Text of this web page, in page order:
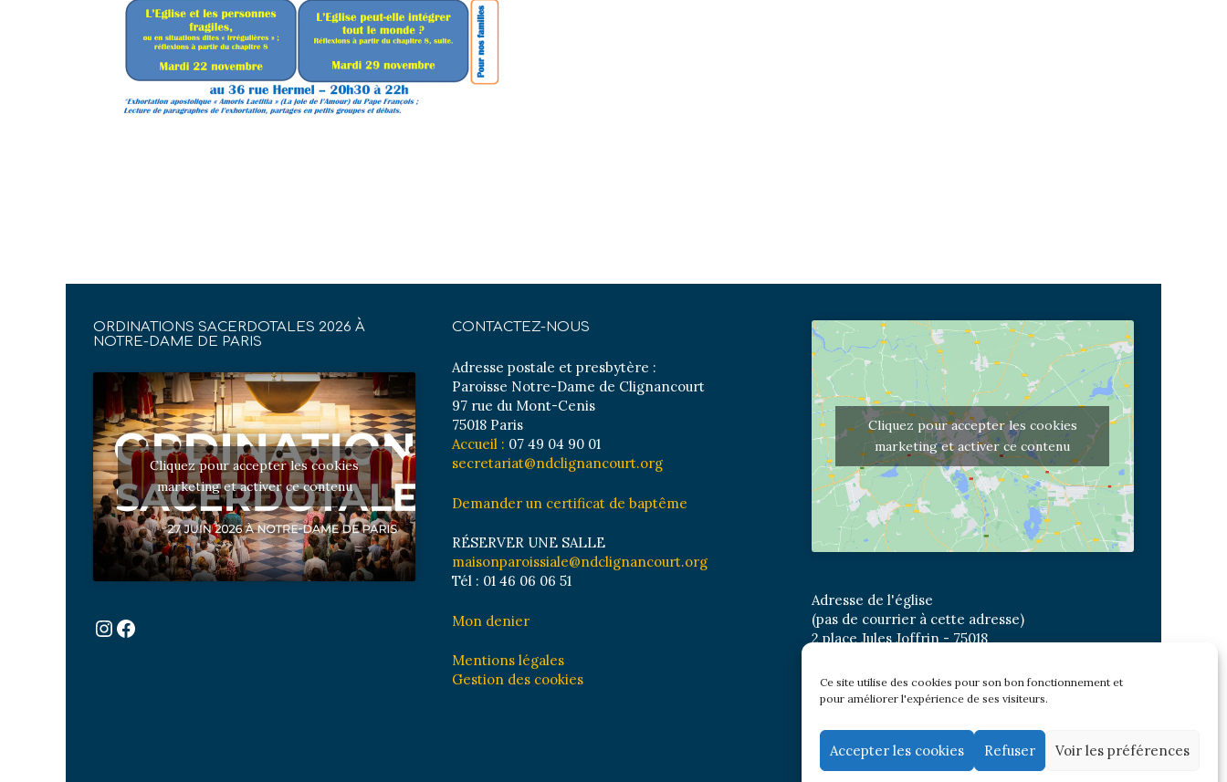
Ce site utilise des cookies pour son bon fonctionnement et
pour améliorer l'expérience de ses visiteurs.
Accepter les cookies Refuser Voir les préférences
ORDINATIONS SACERDOTALES 2026 À
NOTRE-DAME DE PARIS
Cliquez pour accepter les cookies
marketing et activer ce contenu
Instagram
Facebook
CONTACTEZ-NOUS
Adresse postale et presbytère :
Paroisse Notre-Dame de Clignancourt
97 rue du Mont-Cenis
75018 Paris
Accueil : 07 49 04 90 01
secretariat@ndclignancourt.org
Demander un certificat de baptême
RÉSERVER UNE SALLE
maisonparoissiale@ndclignancourt.org
Tél : 01 46 06 06 51
Mon denier
Mentions légales
Gestion des cookies
Cliquez pour accepter les cookies
marketing et activer ce contenu
Adresse de l'église
(pas de courrier à cette adresse)
2 place Jules Joffrin - 75018
Bus : Mairie du XVIII
Newsletter